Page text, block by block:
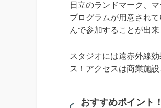
日立のランドマーク、
プログラムが用意され
んで参加することが出来
スタジオには遠赤外線
ス！アクセスは商業施
おすすめポイント！